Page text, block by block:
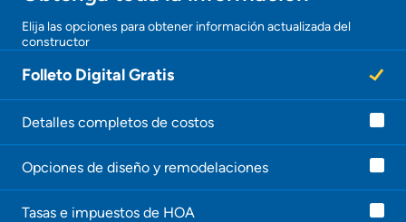
Elija las opciones para obtener información actualizada del
constructor
Folleto Digital Gratis
Detalles completos de costos
Opciones de diseño y remodelaciones
Tasas e impuestos de HOA